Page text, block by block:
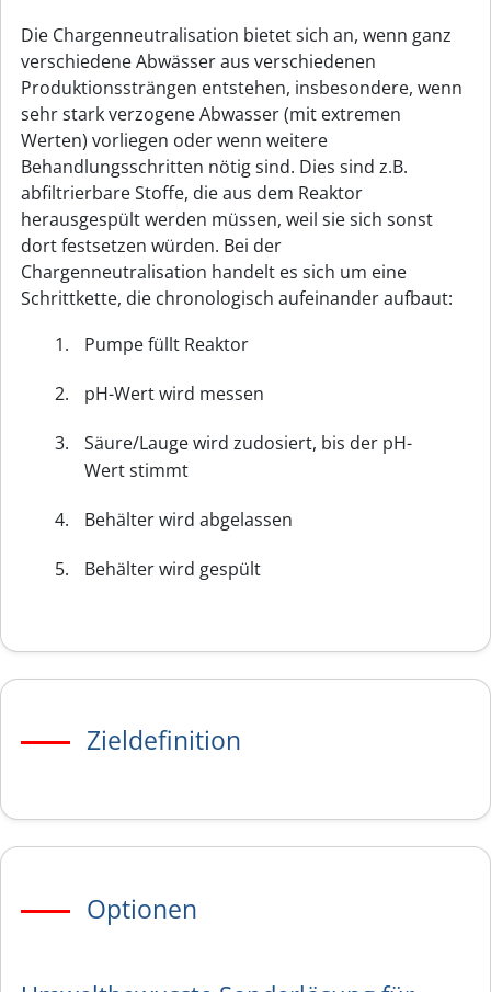
Die Chargenneutralisation bietet sich an, wenn ganz
verschiedene Abwässer aus verschiedenen
Produktionssträngen entstehen, insbesondere, wenn
sehr stark verzogene Abwasser (mit extremen
Werten) vorliegen oder wenn weitere
Behandlungsschritten nötig sind. Dies sind z.B.
abfiltrierbare Stoffe, die aus dem Reaktor
herausgespült werden müssen, weil sie sich sonst
dort festsetzen würden. Bei der
Chargenneutralisation handelt es sich um eine
Schrittkette, die chronologisch aufeinander aufbaut:
Pumpe füllt Reaktor
pH-Wert wird messen
Säure/Lauge wird zudosiert, bis der pH-
Wert stimmt
Behälter wird abgelassen
Behälter wird gespült
Zieldefinition
Optionen